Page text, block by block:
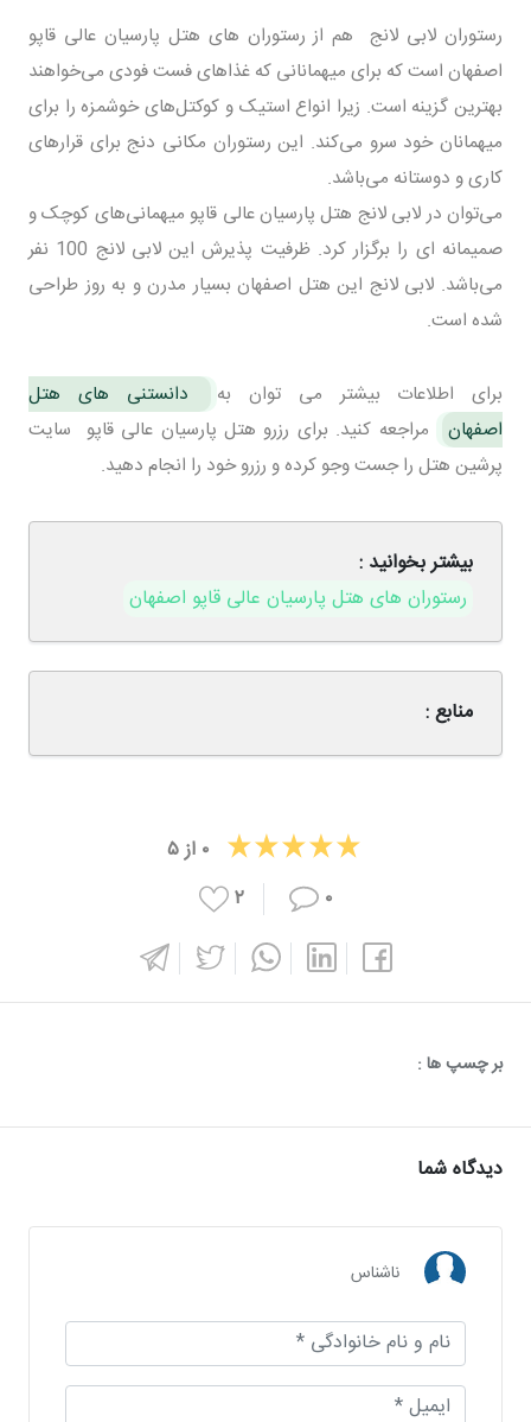
رستوران لابی لانج هم از رستوران های هتل پارسیان عالی قاپو
اصفهان است که برای میهمانانی که غذاهای فست فودی می‌خواهند
بهترین گزینه است. زیرا انواع استیک و کوکتل‌های خوشمزه را برای
میهمانان خود سرو می‌کند. این رستوران مکانی دنج برای قرارهای
کاری و دوستانه می‌باشد.
می‌توان در لابی لانج هتل پارسیان عالی قاپو میهمانی‌های کوچک و
صمیمانه ای را برگزار کرد. ظرفیت پذیرش این لابی لانج 100 نفر
می‌باشد. لابی لانج این هتل اصفهان بسیار مدرن و به روز طراحی
شده است.
برای اطلاعات بیشتر می توان به
دانستنی های هتل
اصفهان
مراجعه کنید. برای رزرو هتل پارسیان عالی قاپو سایت
پرشین هتل را جست وجو کرده و رزرو خود را انجام دهید.
بیشتر بخوانید :
رستوران های هتل پارسیان عالی قاپو اصفهان
منابع :
۰ از۵
۰
۲
بر چسپ ها :
دیدگاه شما
ناشناس